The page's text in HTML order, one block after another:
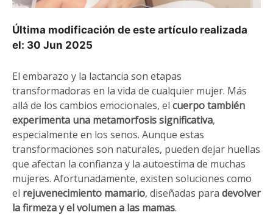
Última modificación de este artículo realizada
el: 30 Jun 2025
El embarazo y la lactancia son etapas
transformadoras en la vida de cualquier mujer. Más
allá de los cambios emocionales, el cuerpo también
experimenta una metamorfosis significativa,
especialmente en los senos. Aunque estas
transformaciones son naturales, pueden dejar huellas
que afectan la confianza y la autoestima de muchas
mujeres. Afortunadamente, existen soluciones como
el rejuvenecimiento mamario, diseñadas para devolver
la firmeza y el volumen a las mamas.